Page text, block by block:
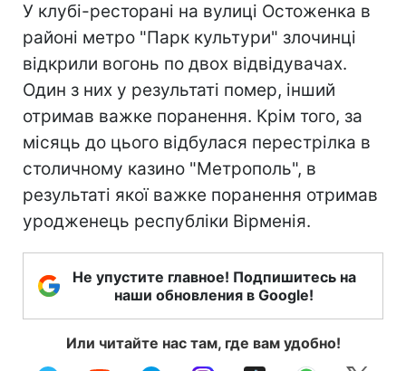
У клубі-ресторані на вулиці Остоженка в
районі метро "Парк культури" злочинці
відкрили вогонь по двох відвідувачах.
Один з них у результаті помер, інший
отримав важке поранення. Крім того, за
місяць до цього відбулася перестрілка в
столичному казино "Метрополь", в
результаті якої важке поранення отримав
уродженець республіки Вірменія.
Не упустите главное! Подпишитесь на
наши обновления в Google!
Или читайте нас там, где вам удобно!